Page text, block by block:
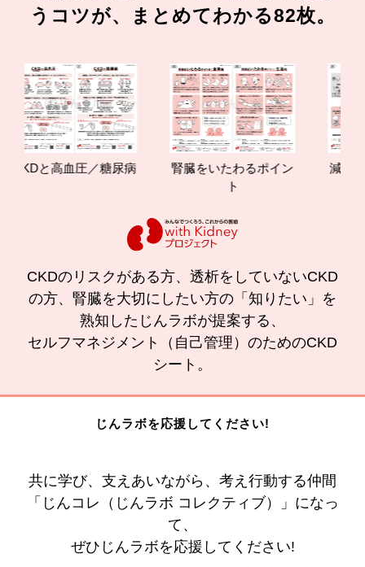
うコツが、まとめてわかる82枚。
と高血圧／糖尿病
腎臓をいたわるポイン
減塩やた
CKDのリスクがある方、透析をしていないCKD
の方、腎臓を大切にしたい方の「知りたい」を
熟知したじんラボが提案する、
セルフマネジメント（自己管理）のためのCKD
シート。
じんラボを応援してください!
共に学び、支えあいながら、考え行動する仲間
「じんコレ（じんラボ コレクティブ）」になっ
て、
ぜひじんラボを応援してください!